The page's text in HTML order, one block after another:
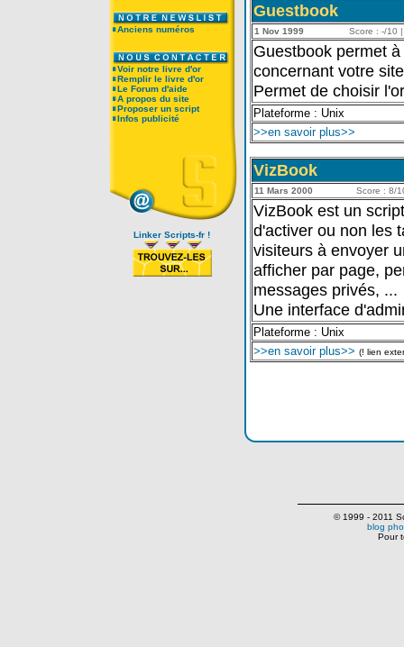
Anciens numéros
Voir notre livre d'or
Remplir le livre d'or
Le Forum d'aide
A propos du site
Proposer un script
Infos publicité
Linker Scripts-fr !
Guestbook
1 Nov 1999 Score : -/10
Guestbook permet
concernant votre
Permet de choisir
Plateforme : Unix
>>en savoir plus>>
VizBook
11 Mars 2000 Score : 8/
VizBook est un
d'activer ou non les
visiteurs à envoyer
afficher par page,
messages privés, ...
Une interface
Plateforme : Unix
>>en savoir plus>> (! lien
© 1999 - 2011
blog
Pour